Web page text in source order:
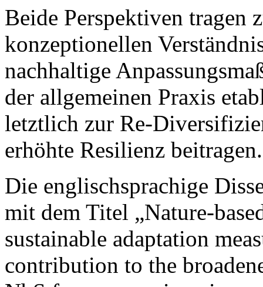
Beide Perspektiven tragen
konzeptionellen
nachhaltige
der allgemeinen Praxis
letztlich zur Re-
erhöhte Resilienz beitragen.
Die englischsprachige
mit dem Titel „Nature-
sustainable adaptation
contribution to the